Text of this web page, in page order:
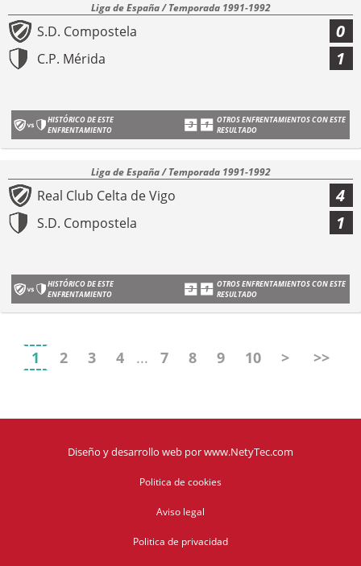
Liga de España / Temporada 1991-1992
S.D. Compostela 0
C.P. Mérida 1
HISTÓRICO DE ESTE
ENFRENTAMIENTO
OTROS ENFRENTAMIENTOS CON ESTE
RESULTADO
Liga de España / Temporada 1991-1992
Real Club Celta de Vigo 4
S.D. Compostela 1
HISTÓRICO DE ESTE
ENFRENTAMIENTO
OTROS ENFRENTAMIENTOS CON ESTE
RESULTADO
1 2 3 4 ... 7 8 9 10 > >>
Diseño y desarrollo web porwww.NetyTec.com
Politica de cookies
Aviso legal
Politica de privacidad